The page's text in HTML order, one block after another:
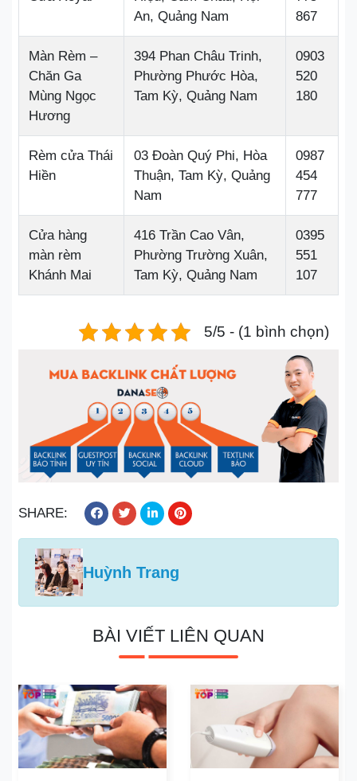
An, Quảng Nam
867
Màn Rèm –
Chăn Ga
Mùng Ngọc
Hương
394 Phan Châu Trinh,
Phường Phước Hòa,
Tam Kỳ, Quảng Nam
0903
520
180
Rèm cửa Thái
Hiền
03 Đoàn Quý Phi, Hòa
Thuận, Tam Kỳ, Quảng
Nam
0987
454
777
Cửa hàng
màn rèm
Khánh Mai
416 Trần Cao Vân,
Phường Trường Xuân,
Tam Kỳ, Quảng Nam
0395
551
107
5/5 - (1 bình chọn)
SHARE:
Huỳnh Trang
BÀI VIẾT LIÊN QUAN